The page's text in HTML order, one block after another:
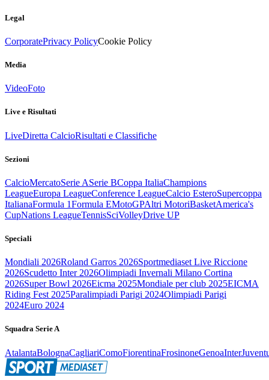
Legal
CorporatePrivacy PolicyCookie Policy
Media
VideoFoto
Live e Risultati
LiveDiretta CalcioRisultati e Classifiche
Sezioni
CalcioMercatoSerie ASerie BCoppa ItaliaChampions
LeagueEuropa LeagueConference LeagueCalcio EsteroSupercoppa
ItalianaFormula 1Formula EMotoGPAltri MotoriBasketAmerica's
CupNations LeagueTennisSciVolleyDrive UP
Speciali
Mondiali 2026Roland Garros 2026Sportmediaset Live Riccione
2026Scudetto Inter 2026Olimpiadi Invernali Milano Cortina
2026Super Bowl 2026Eicma 2025Mondiale per club 2025EICMA
Riding Fest 2025Paralimpiadi Parigi 2024Olimpiadi Parigi
2024Euro 2024
Squadra Serie A
AtalantaBolognaCagliariComoFiorentinaFrosinoneGenoaInter